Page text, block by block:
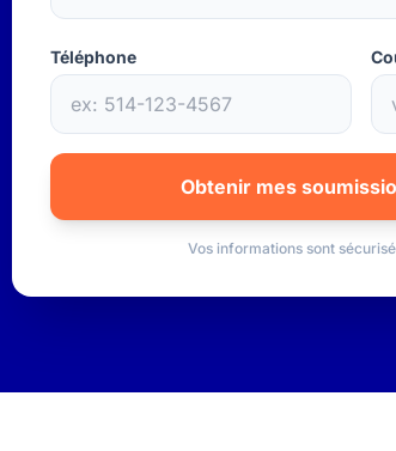
Téléphone
Obtenir mes
Vos informations sont